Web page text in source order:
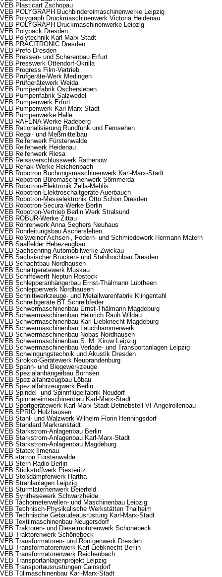
VEB Plasticart Zschopau
VEB POLYGRAPH Buchbindereimaschinenwerke Leipzig
VEB Polygraph Druckmaschinenwerk Victoria Heidenau
VEB POLYGRAPH Druckmaschinenwerke Leipzig
VEB Polypack Dresden
VEB Polytechnik Karl-Marx-Stadt
VEB PRÄCITRONIC Dresden
VEB Prefo Dresden
VEB Pressen- und Scherenbau Erfurt
VEB Presswerk Ottendorf-Okrilla
VEB Progress Film-Vertrieb
VEB Prüfgeräte-Werk Medingen
VEB Prüfgerätewerk Weida
VEB Pumpenfabrik Oschersleben
VEB Pumpenfabrik Salzwedel
VEB Pumpenwerk Erfurt
VEB Pumpenwerk Karl-Marx-Stadt
VEB Pumpenwerke Halle
VEB RAFENA Werke Radeberg
VEB Rationalisierung Rundfunk und Fernsehen
VEB Regal- und Meßmittelbau
VEB Reifenwerk Fürstenwalde
VEB Reifenwerk Heidenau
VEB Reifenwerk Riesa
VEB Reissverschlusswerk Rathenow
VEB Renak-Werke Reichenbach
VEB Robotron Buchungsmaschinenwerk Karl-Marx-Stadt
VEB Robotron Büromaschinenwerk Sömmerda
VEB Robotron-Elektronik Zella-Mehlis
VEB Robotron-Elektroschaltgeräte Auerbauch
VEB Robotron-Messelektronik Otto Schön Dresden
VEB Robotron-Secura-Werke Berlin
VEB Robotron-Vertrieb Berlin Werk Stralsund
VEB ROBUR-Werke Zittau
VEB Röhrenwerk Anna Seghers Neuhaus
VEB Rohrleitungsbau Aschersleben
VEB Roßweiner Achsen-, Federn- und Schmiedewerk Hermann Matern
VEB Saalfelder Hebezeugbau
VEB Sachsenring Automobilwerke Zwickau
VEB Sächsischer Brücken- und Stahlhochbau Dresden
VEB Schachtbau Nordhausen
VEB Schaltgerätewerk Muskau
VEB Schiffswerft Neptun Rostock
VEB Schlepperanhängerbau Ernst-Thälmann Lübtheen
VEB Schlepperwerk Nordhausen
VEB Schnittwerkzeuge- und Metallwarenfabrik Klingentahl
VEB Schreibgeräte BT Schreibfeder
VEB Schwermaschinenbau Ernst-Thälmann Magdeburg
VEB Schwermaschinenbau Heinrich Rauh Wildau
VEB Schwermaschinenbau Karl-Liebknecht Magdeburg
VEB Schwermaschinenbau Lauchhammerwerk
VEB Schwermaschinenbau Nobas Nordhausen
VEB Schwermaschinenbau S. M. Kirow Leipzig
VEB Schwermaschinenbau Verlade- und Transportanlagen Leipzig
VEB Schwingungstechnik und Akustik Dresden
VEB Sirokko-Gerätewerk Neubrandenburg
VEB Spann- und Biegewerkzeuge
VEB Spezialanhängerbau Bornsen
VEB Spezialfahrzeugbau Löbau
VEB Spezialfahrzeugwerk Berlin
VEB Spindel- und Spinnflügelfabrik Neudorf
VEB Spinnereimaschinenbau Karl-Marx-Stadt
VEB Sportgerätewerk Karl-Marx-Stadt Betriebsteil VI-Angelrollenbau
VEB SPRIO Holzhausen
VEB Stahl- und Walzwerk Wilhelm Florin Henningsdorf
VEB Standard Markranstädt
VEB Starkstrom-Anlagenbau Berlin
VEB Starkstrom-Anlagenbau Karl-Marx-Stadt
VEB Starkstrom-Anlagenbau Magdeburg
VEB Statex Ilmenau
VEB statron Fürstenwalde
VEB Stern-Radio Berlin
VEB Stickstoffwerk Piesteritz
VEB Stoßdämpferwerk Hartha
VEB Strahlanlagen Leipzig
VEB Sturmlaternenwerk Beierfeld
VEB Synthesewerk Schwarzheide
VEB Tachometerwellen- und Maschinenbau Leipzig
VEB Technisch-Physikalische Werkstätten Thalheim
VEB Technische Gebäudeausrüstung Karl-Marx-Stadt
VEB Textilmaschinenbau Neugersdorf
VEB Traktoren- und Dieselmotorenwerk Schönebeck
VEB Traktorenwerk Schönebeck
VEB Transformatoren- und Röntgenwerk Dresden
VEB Transformatorenwerk Karl Liebknecht Berlin
VEB Transformatorenwerk Reichenbach
VEB Transportanlagenprojekt Leipzig
VEB Transportausrüstungen Cainsdorf
VEB Tüllmaschinenbau Karl-Marx-Stadt